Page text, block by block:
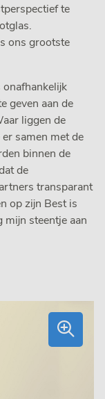
te
ons grootste
geven aan de
liggen de
samen met de
binnen de
de
transparant
op zijn Best is
mijn steentje aan